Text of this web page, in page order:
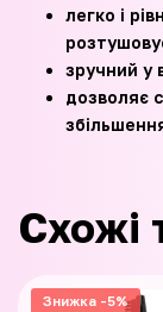
легко і
зручний у
дозволяє
Схожі
Знижка -5%